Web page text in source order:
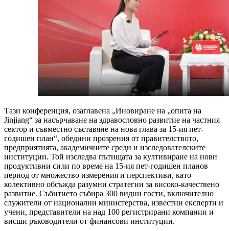
Тази конференция, озаглавена „Иновиране на „опита на
Jinjiang“ за насърчаване на здравословно развитие на частния
сектор и съвместно съставяне на нова глава за 15-ия пет-
годишен план“, обедини прозрения от правителството,
предприятията, академичните среди и изследователските
институции. Той изследва пътищата за култивиране на нови
продуктивни сили по време на 15-ия пет-годишен планов
период от множество измерения и перспективи, като
колективно обсъжда разумни стратегии за високо-качествено
развитие. Събитието събира 300 видни гости, включително
служители от национални министерства, известни експерти и
учени, представители на над 100 регистрирани компании и
висши ръководители от финансови институции.